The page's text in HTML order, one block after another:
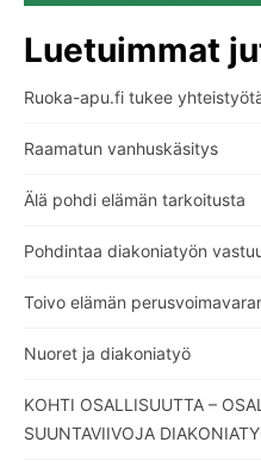
Luetuimmat
Ruoka-apu.fi tukee
Raamatun vanhuskäsitys
Älä pohdi elämän tarkoitusta
Pohdintaa diakoniatyön
Toivo elämän
Nuoret ja diakoniatyö
KOHTI OSALLISUUTTA –
SUUNTAVIIVOJA